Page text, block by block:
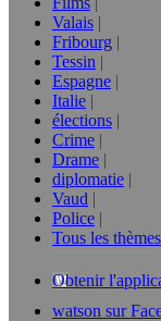
Valais
Fribourg
Tessin
Espagne
Italie
élections
Crime
Drame
diplomatie
Vaud
Police
Tous les thèmes
Obtenir
watson sur